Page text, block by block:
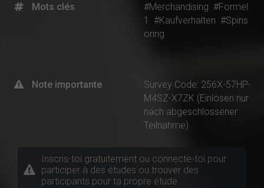
Mots clés #Merchandising #Formel
1
#Kaufverhalten #Spins
oring
Note importante
Survey Code: 256X-57HP-
M4SZ-X7ZK (Einlösen nur
nach abgeschlossener
Teilnahme)
Inscris-toi gratuitement ou connecte-toi pour
participer à des études ou trouver des
participants pour ta propre étude.